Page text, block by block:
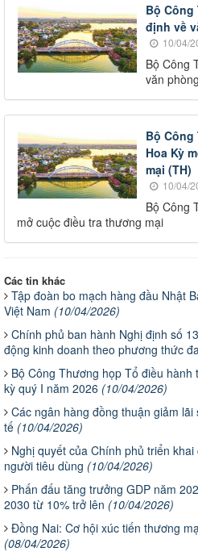
Bộ
định về
10/04/
Bộ Công
văn
Bộ
Hoa Kỳ
mại (TH)
10/04/
Bộ Công
mở cuộc điều tra thương mại
Các tin khác
Tập đoàn bo mạch hàng đầu Nhật
Việt Nam (10/04/2026)
Chính phủ ban hành Nghị định số
động kinh doanh theo phương thức
Bộ Công Thương họp Tổ điều
kỳ quý I năm 2026 (10/04/2026)
Các ngân hàng đồng thuận giảm
tế (10/04/2026)
Nghị quyết của Chính phủ triển
người tiêu dùng (10/04/2026)
Phấn đấu tăng trưởng GDP năm
2030 từ 10% trở lên (10/04/2026)
Đồng Nai: Cơ hội xúc tiến thương
(08/04/2026)